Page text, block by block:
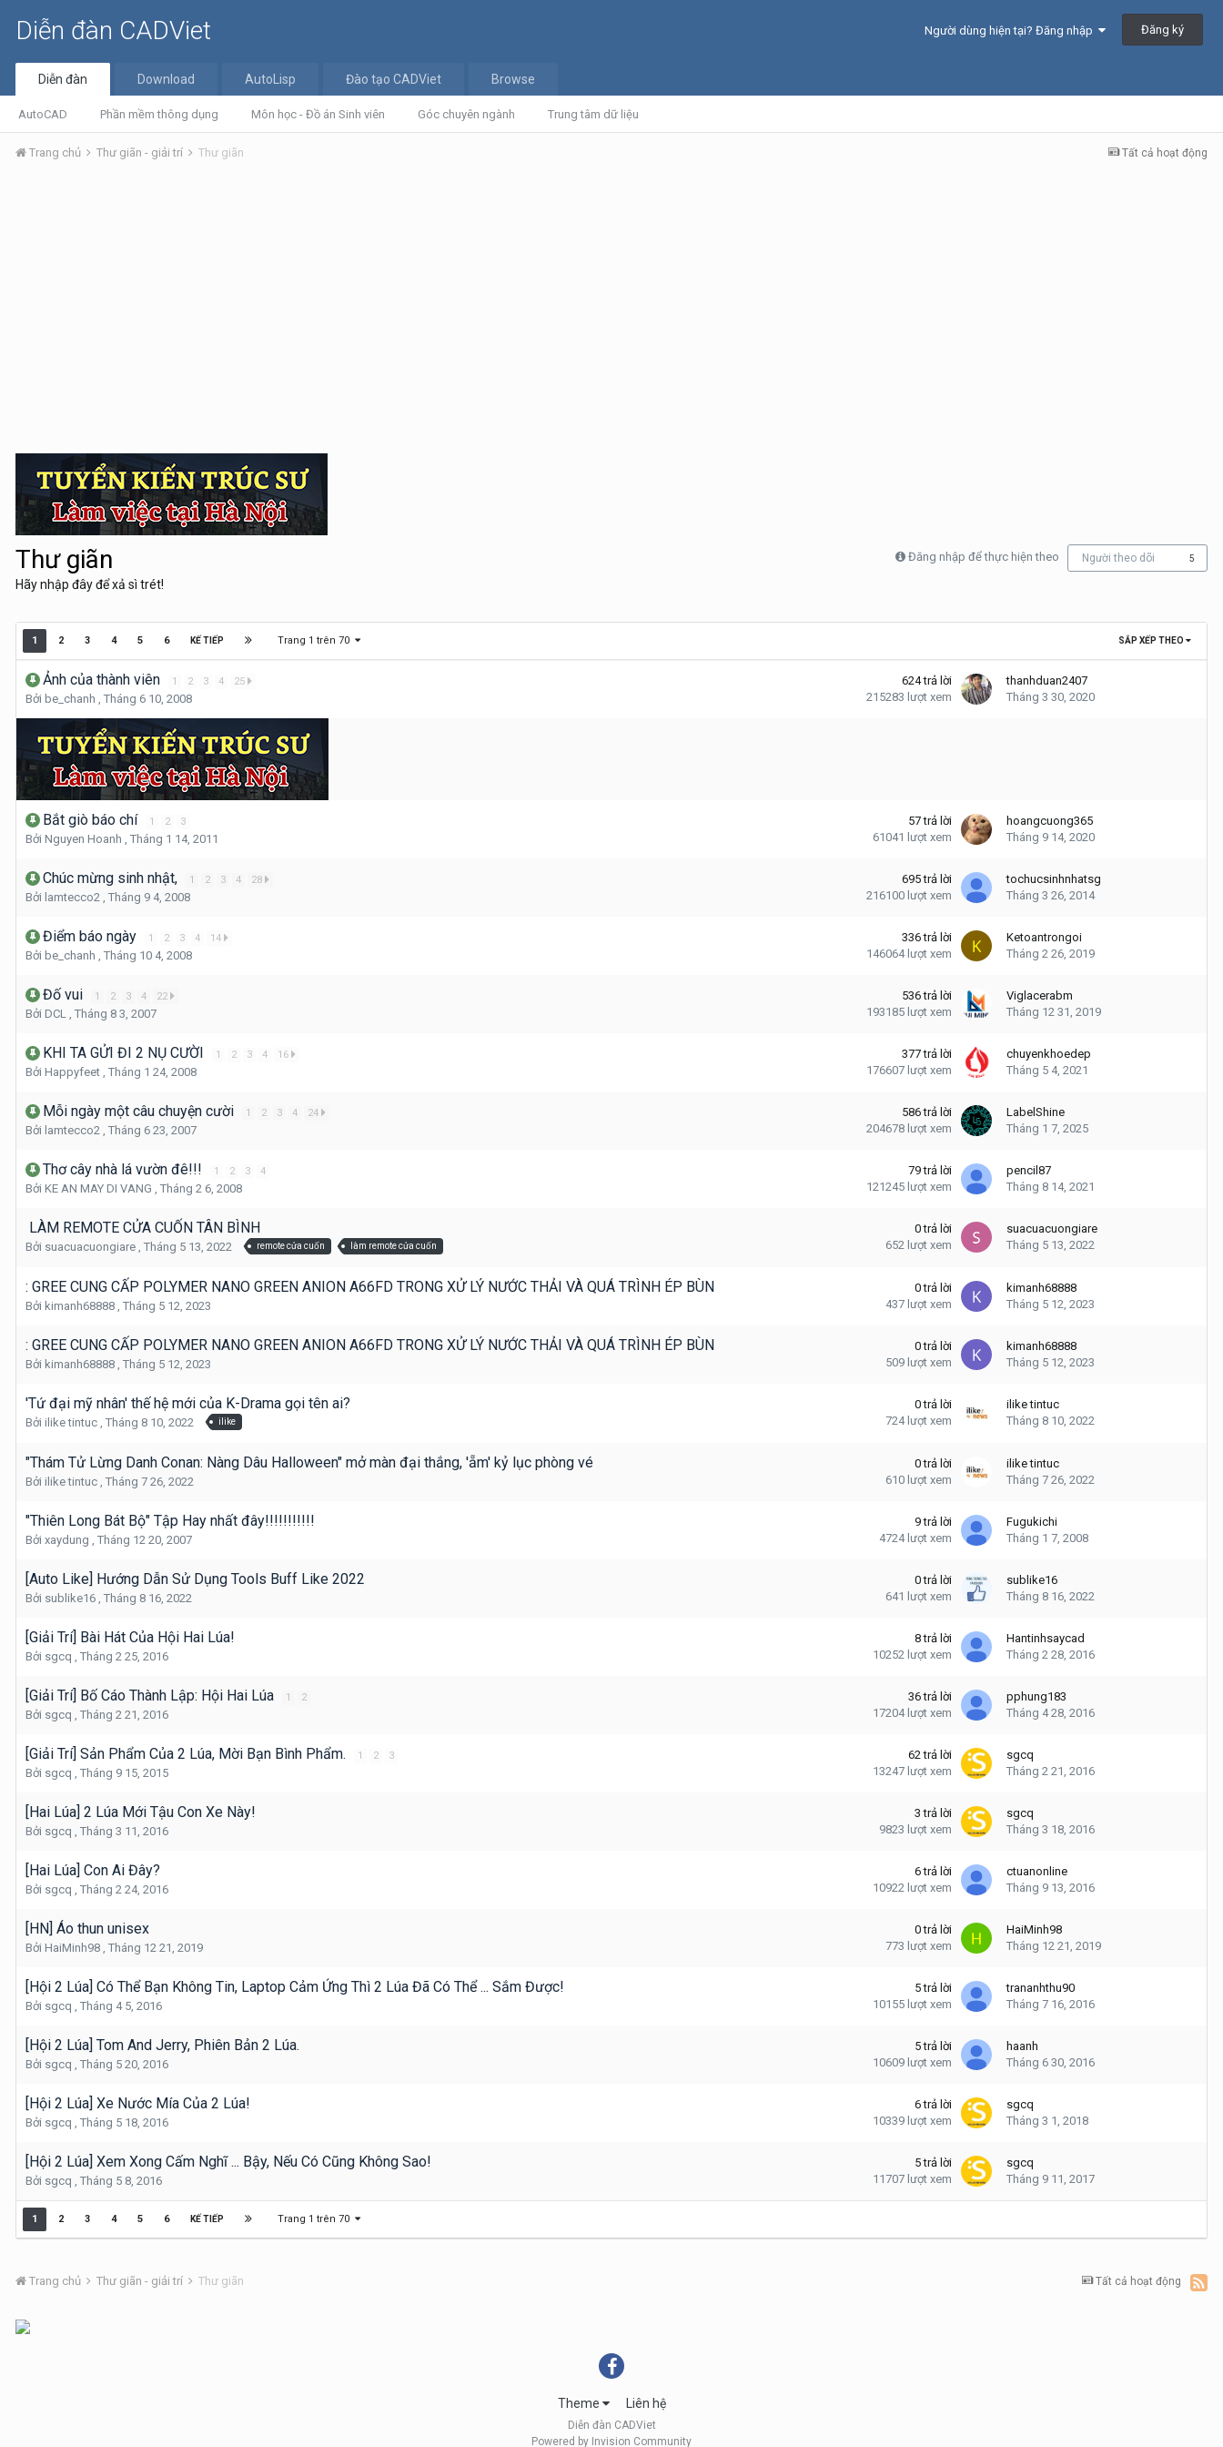
Diễn đàn CADViet Người dùng hiện tại? Đăng nhập Đăng ký
Diễn đàn
AutoCAD Phần mềm thông dụng Môn học - Đồ án Sinh viên Góc chuyên ngành Trung tâm dữ liệu
Download AutoLisp Đào tạo CADViet Browse
Tất cả hoạt động
Trang chủ Thư giãn - giải trí Thư giãn
Thư giãn Đăng nhập để thực hiện theo Người theo dõi 5
Hãy nhập đây để xả sì trét!
SẮP XẾP THEO
1 2 3 4 5 6 KẾ TIẾP Trang 1 trên 70
Ảnh của thành viên 1 2 3 4 25
Bởi be_chanh , Tháng 6 10, 2008
624 trả lời
215283 lượt xem
thanhduan2407
Tháng 3 30, 2020
Bắt giò báo chí 1 2 3
Bởi Nguyen Hoanh , Tháng 1 14, 2011
57 trả lời
61041 lượt xem
hoangcuong365
Tháng 9 14, 2020
Chúc mừng sinh nhật, 1 2 3 4 28
Bởi lamtecco2 , Tháng 9 4, 2008
695 trả lời
216100 lượt xem
tochucsinhnhatsg
Tháng 3 26, 2014
Điểm báo ngày 1 2 3 4 14
Bởi be_chanh , Tháng 10 4, 2008
336 trả lời
146064 lượt xem
Ketoantrongoi
Tháng 2 26, 2019
Đố vui 1 2 3 4 22
Bởi DCL , Tháng 8 3, 2007
536 trả lời
193185 lượt xem
Viglacerabm
Tháng 12 31, 2019
KHI TA GỬI ĐI 2 NỤ CƯỜI 1 2 3 4 16
Bởi Happyfeet , Tháng 1 24, 2008
377 trả lời
176607 lượt xem
chuyenkhoedep
Tháng 5 4, 2021
Mỗi ngày một câu chuyện cười 1 2 3 4 24
Bởi lamtecco2 , Tháng 6 23, 2007
586 trả lời
204678 lượt xem
LabelShine
Tháng 1 7, 2025
Thơ cây nhà lá vườn đê!!! 1 2 3 4
Bởi KE AN MAY DI VANG , Tháng 2 6, 2008
79 trả lời
121245 lượt xem
pencil87
Tháng 8 14, 2021
LÀM REMOTE CỬA CUỐN TÂN BÌNH
Bởi suacuacuongiare , Tháng 5 13, 2022 remote cửa cuốn làm remote cửa cuốn
0 trả lời
652 lượt xem
suacuacuongiare
Tháng 5 13, 2022
: GREE CUNG CẤP POLYMER NANO GREEN ANION A66FD TRONG XỬ LÝ NƯỚC THẢI VÀ QUÁ TRÌNH ÉP BÙN
Bởi kimanh68888 , Tháng 5 12, 2023
0 trả lời
437 lượt xem
kimanh68888
Tháng 5 12, 2023
: GREE CUNG CẤP POLYMER NANO GREEN ANION A66FD TRONG XỬ LÝ NƯỚC THẢI VÀ QUÁ TRÌNH ÉP BÙN
Bởi kimanh68888 , Tháng 5 12, 2023
0 trả lời
509 lượt xem
kimanh68888
Tháng 5 12, 2023
'Tứ đại mỹ nhân' thế hệ mới của K-Drama gọi tên ai?
Bởi ilike tintuc , Tháng 8 10, 2022 ilike
0 trả lời
724 lượt xem
ilike tintuc
Tháng 8 10, 2022
"Thám Tử Lừng Danh Conan: Nàng Dâu Halloween" mở màn đại thắng, 'ẵm' kỷ lục phòng vé
Bởi ilike tintuc , Tháng 7 26, 2022
0 trả lời
610 lượt xem
ilike tintuc
Tháng 7 26, 2022
"Thiên Long Bát Bộ" Tập Hay nhất đây!!!!!!!!!!!
Bởi xaydung , Tháng 12 20, 2007
9 trả lời
4724 lượt xem
Fugukichi
Tháng 1 7, 2008
[Auto Like] Hướng Dẫn Sử Dụng Tools Buff Like 2022
Bởi sublike16 , Tháng 8 16, 2022
0 trả lời
641 lượt xem
sublike16
Tháng 8 16, 2022
[Giải Trí] Bài Hát Của Hội Hai Lúa!
Bởi sgcq , Tháng 2 25, 2016
8 trả lời
10252 lượt xem
Hantinhsaycad
Tháng 2 28, 2016
[Giải Trí] Bố Cáo Thành Lập: Hội Hai Lúa 1 2
Bởi sgcq , Tháng 2 21, 2016
36 trả lời
17204 lượt xem
pphung183
Tháng 4 28, 2016
[Giải Trí] Sản Phẩm Của 2 Lúa, Mời Bạn Bình Phẩm. 1 2 3
Bởi sgcq , Tháng 9 15, 2015
62 trả lời
13247 lượt xem
sgcq
Tháng 2 21, 2016
[Hai Lúa] 2 Lúa Mới Tậu Con Xe Này!
Bởi sgcq , Tháng 3 11, 2016
3 trả lời
9823 lượt xem
sgcq
Tháng 3 18, 2016
[Hai Lúa] Con Ai Đây?
Bởi sgcq , Tháng 2 24, 2016
6 trả lời
10922 lượt xem
ctuanonline
Tháng 9 13, 2016
[HN] Áo thun unisex
Bởi HaiMinh98 , Tháng 12 21, 2019
0 trả lời
773 lượt xem
HaiMinh98
Tháng 12 21, 2019
[Hội 2 Lúa] Có Thể Bạn Không Tin, Laptop Cảm Ứng Thì 2 Lúa Đã Có Thể ... Sắm Được!
Bởi sgcq , Tháng 4 5, 2016
5 trả lời
10155 lượt xem
trananhthu90
Tháng 7 16, 2016
[Hội 2 Lúa] Tom And Jerry, Phiên Bản 2 Lúa.
Bởi sgcq , Tháng 5 20, 2016
5 trả lời
10609 lượt xem
haanh
Tháng 6 30, 2016
[Hội 2 Lúa] Xe Nước Mía Của 2 Lúa!
Bởi sgcq , Tháng 5 18, 2016
6 trả lời
10339 lượt xem
sgcq
Tháng 3 1, 2018
[Hội 2 Lúa] Xem Xong Cấm Nghĩ ... Bậy, Nếu Có Cũng Không Sao!
Bởi sgcq , Tháng 5 8, 2016
5 trả lời
11707 lượt xem
sgcq
Tháng 9 11, 2017
1 2 3 4 5 6 KẾ TIẾP Trang 1 trên 70
Tất cả hoạt động
Trang chủ Thư giãn - giải trí Thư giãn
Theme Liên hệ
Diễn đàn CADViet
Powered by Invision Community